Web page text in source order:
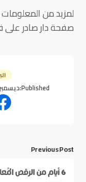
لمزيد من المعلومات :
صفحة دار صادر
Published:ديسمبر 01, 2014
Previous Post
6 أيام من الرقص المُعاصر